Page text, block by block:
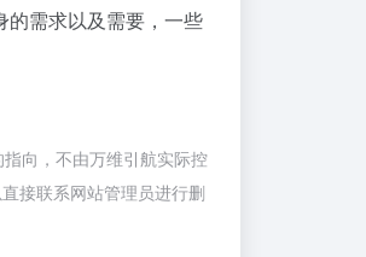
的需求以及需要，一些
向，不由万维引航实际控
接联系网站管理员进行删